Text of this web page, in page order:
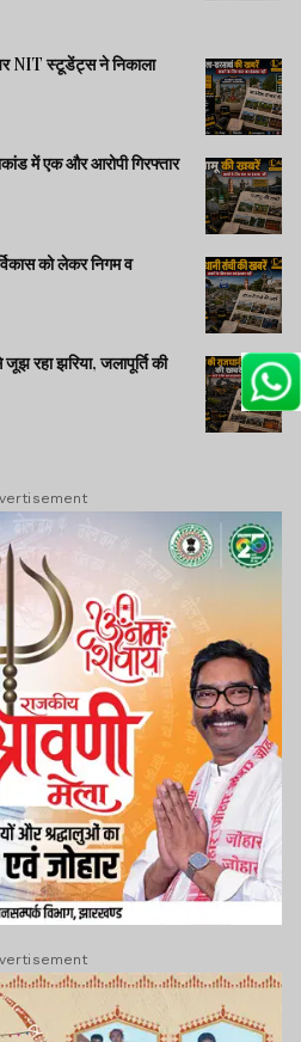
NIT स्टूडेंट्स ने निकाला
में एक और आरोपी गिरफ्तार
को लेकर निगम व
झरिया, जलापूर्ति की